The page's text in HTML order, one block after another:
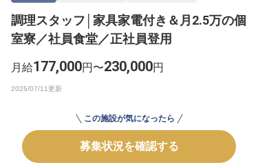
調理スタッフ│家具家電付き＆月2.5万の個
室寮／社員食堂／正社員登用
月給177,000円〜230,000円
この施設が気になったら
募集状況を確認する